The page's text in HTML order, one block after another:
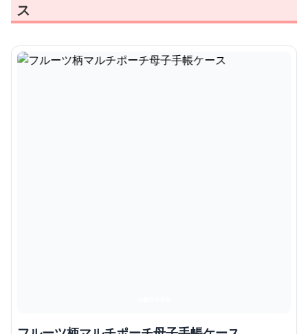
ス